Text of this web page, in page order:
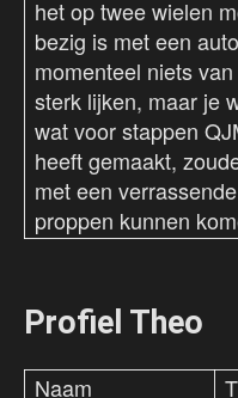
het op twee wielen
bezig is met een
momenteel niets
sterk lijken, maar je
wat voor stappen
heeft gemaakt,
met een
proppen kunnen
Profiel Theo
Naam